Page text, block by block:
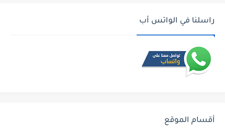
راسلنا في الواتس أب
أقسام الموقع